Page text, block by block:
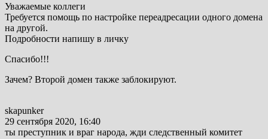
Уважаемые коллеги
Требуется помощь по настройке переадресации одного домена
на другой.
Подробности напишу в личку
Спасибо!!!
Зачем? Второй домен также заблокируют.
skapunker
29 сентября 2020, 16:40
ты преступник и враг народа, жди следственный комитет